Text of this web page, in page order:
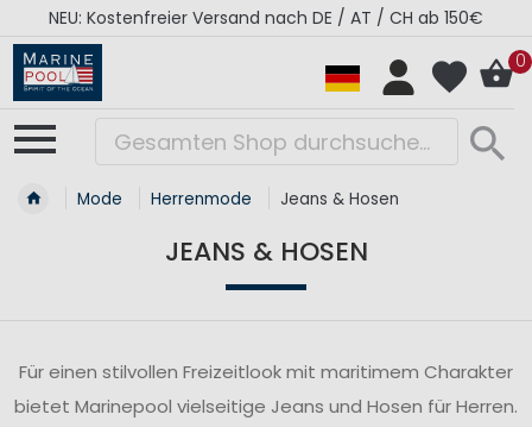
NEU: Kostenfreier Versand nach DE / AT / CH ab 150€
0
Mode Herrenmode Jeans & Hosen
JEANS & HOSEN
Für einen stilvollen Freizeitlook mit maritimem Charakter
bietet Marinepool vielseitige Jeans und Hosen für Herren.